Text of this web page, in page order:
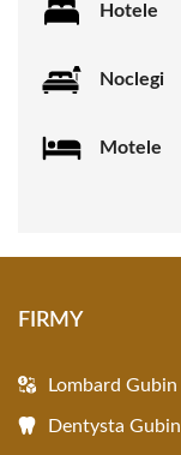
Hotele
Noclegi
Motele
FIRMY
Lombard Gubin
Dentysta Gubin